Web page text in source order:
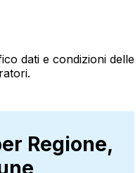
dati e condizioni delle
Regione,